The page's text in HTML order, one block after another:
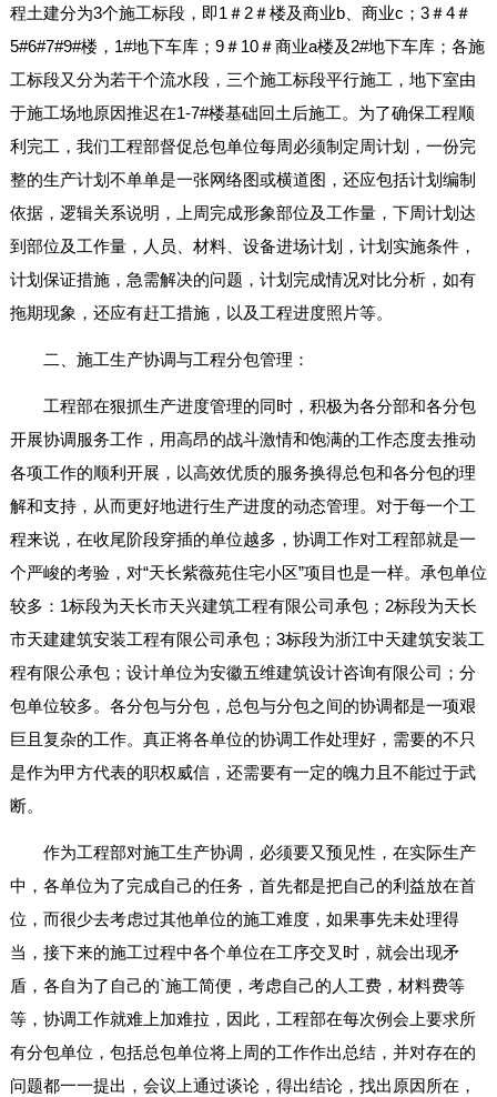
程土建分为3个施工标段，即1＃2＃楼及商业b、商业c；3＃4＃
5#6#7#9#楼，1#地下车库；9＃10＃商业a楼及2#地下车库；各施
工标段又分为若干个流水段，三个施工标段平行施工，地下室由
于施工场地原因推迟在1-7#楼基础回土后施工。为了确保工程顺
利完工，我们工程部督促总包单位每周必须制定周计划，一份完
整的生产计划不单单是一张网络图或横道图，还应包括计划编制
依据，逻辑关系说明，上周完成形象部位及工作量，下周计划达
到部位及工作量，人员、材料、设备进场计划，计划实施条件，
计划保证措施，急需解决的问题，计划完成情况对比分析，如有
拖期现象，还应有赶工措施，以及工程进度照片等。
二、施工生产协调与工程分包管理：
工程部在狠抓生产进度管理的同时，积极为各分部和各分包
开展协调服务工作，用高昂的战斗激情和饱满的工作态度去推动
各项工作的顺利开展，以高效优质的服务换得总包和各分包的理
解和支持，从而更好地进行生产进度的动态管理。对于每一个工
程来说，在收尾阶段穿插的单位越多，协调工作对工程部就是一
个严峻的考验，对“天长紫薇苑住宅小区”项目也是一样。承包单位
较多：1标段为天长市天兴建筑工程有限公司承包；2标段为天长
市天建建筑安装工程有限公司承包；3标段为浙江中天建筑安装工
程有限公承包；设计单位为安徽五维建筑设计咨询有限公司；分
包单位较多。各分包与分包，总包与分包之间的协调都是一项艰
巨且复杂的工作。真正将各单位的协调工作处理好，需要的不只
是作为甲方代表的职权威信，还需要有一定的魄力且不能过于武
断。
作为工程部对施工生产协调，必须要又预见性，在实际生产
中，各单位为了完成自己的任务，首先都是把自己的利益放在首
位，而很少去考虑过其他单位的施工难度，如果事先未处理得
当，接下来的施工过程中各个单位在工序交叉时，就会出现矛
盾，各自为了自己的`施工简便，考虑自己的人工费，材料费等
等，协调工作就难上加难拉，因此，工程部在每次例会上要求所
有分包单位，包括总包单位将上周的工作作出总结，并对存在的
问题都一一提出，会议上通过谈论，得出结论，找出原因所在，